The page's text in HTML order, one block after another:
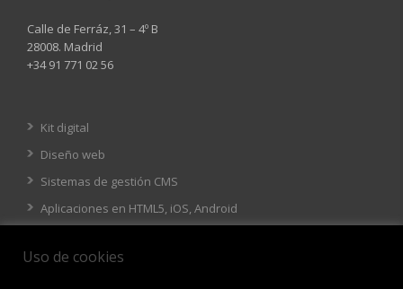
Calle de Ferráz, 31 – 4º B
28008. Madrid
+34 91 771 02 56
Kit digital
Diseño web
Sistemas de gestión CMS
Aplicaciones en HTML5, iOS, Android
Uso de cookies